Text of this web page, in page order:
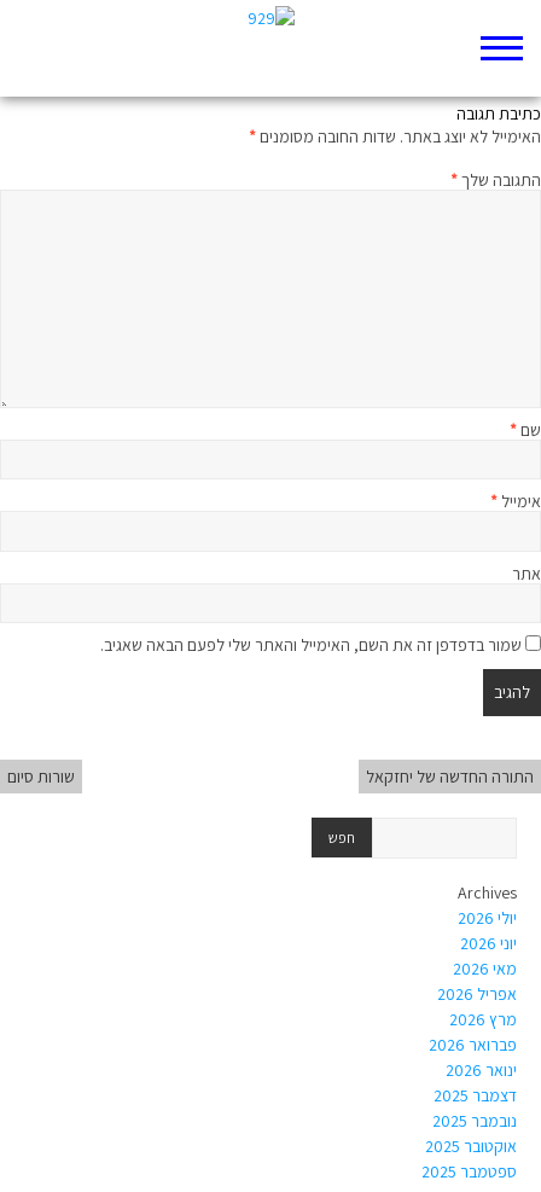
כתיבת תגובה
האימייל לא יוצג באתר. שדות החובה מסומנים*
התגובה שלך*
שם*
אימייל *
אתר
שמור בדפדפן זה את השם, האימייל והאתר שלי לפעם הבאה שאגיב.
התורה החדשה של יחזקאל שורות סיום
Archives
יולי 2026
יוני 2026
מאי 2026
אפריל 2026
מרץ 2026
פברואר 2026
ינואר 2026
דצמבר 2025
נובמבר 2025
אוקטובר 2025
ספטמבר 2025